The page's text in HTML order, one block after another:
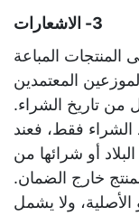
3- الاشعارات
المنتجات المباعة
المعتمدين
تاريخ الشراء.
فقط، فعند
أو شرائها من
خارج الضمان.
ولا يشمل